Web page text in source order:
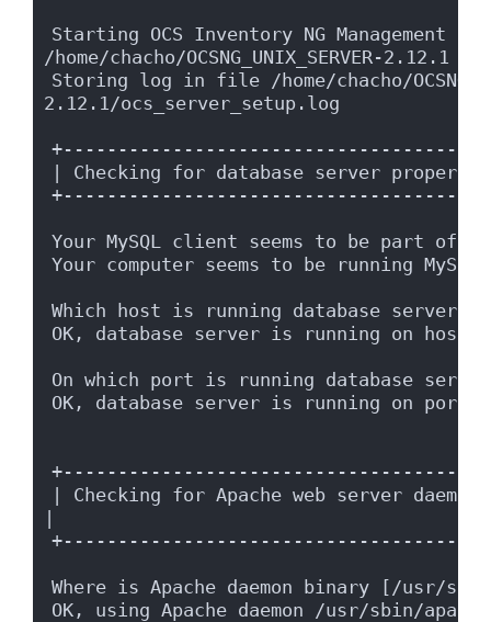
Starting OCS Inventory NG Management
/home/chacho/OCSNG_UNIX_SERVER-2.12.1
Storing log in file /home/chacho/
2.12.1/ocs_server_setup.log
| Checking for database server
Your MySQL client seems to be part of
Your computer seems to be running
Which host is running database server
OK, database server is running on
On which port is running database
OK, database server is running on port
| Checking for Apache web server
|
Where is Apache daemon binary [/usr/
OK, using Apache daemon /usr/sbin/